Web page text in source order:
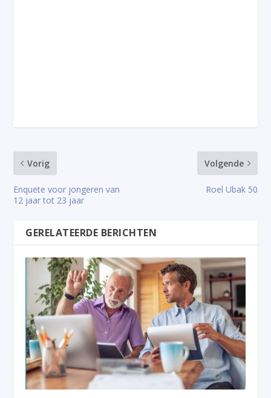
Vorig
Enquete voor jongeren van
12 jaar tot 23 jaar
Volgende
Roel Ubak 50
GERELATEERDE BERICHTEN